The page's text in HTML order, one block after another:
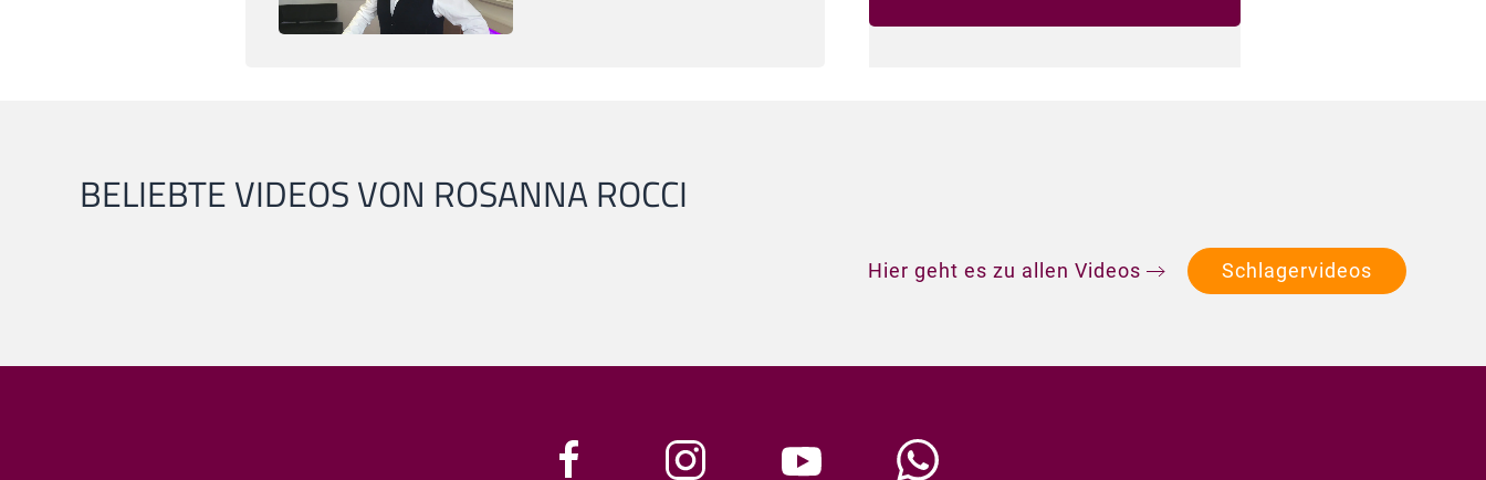
BELIEBTE VIDEOS VON ROSANNA ROCCI
Hier geht es zu allen Videos Schlagervideos